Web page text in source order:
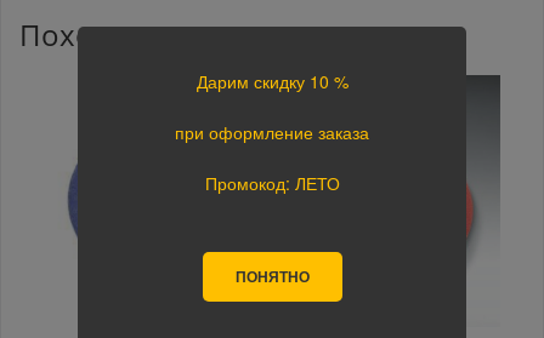
Похожие товары
Дарим скидку 10 %
при оформление заказа
Промокод: ЛЕТО
ПОНЯТНО